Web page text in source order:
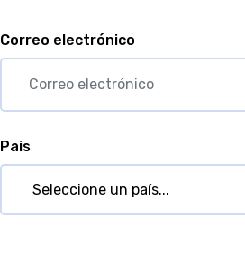
Correo electrónico
Pais